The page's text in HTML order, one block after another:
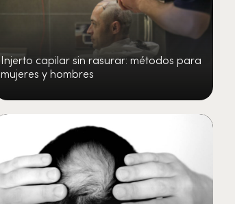
Injerto capilar sin rasurar: métodos para
mujeres y hombres